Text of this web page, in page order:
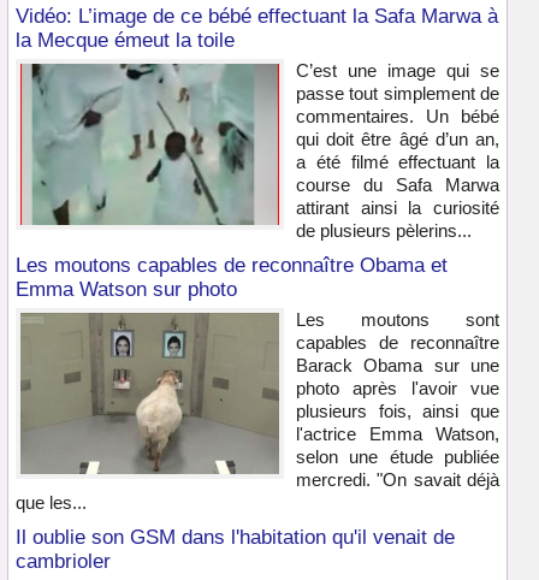
Vidéo: L’image de ce bébé effectuant la Safa Marwa à
la Mecque émeut la toile
C’est une image qui se
passe tout simplement de
commentaires. Un bébé
qui doit être âgé d’un an,
a été filmé effectuant la
course du Safa Marwa
attirant ainsi la curiosité
de plusieurs pèlerins...
Les moutons capables de reconnaître Obama et
Emma Watson sur photo
Les moutons sont
capables de reconnaître
Barack Obama sur une
photo après l'avoir vue
plusieurs fois, ainsi que
l'actrice Emma Watson,
selon une étude publiée
mercredi. "On savait déjà
que les...
Il oublie son GSM dans l'habitation qu'il venait de
cambrioler